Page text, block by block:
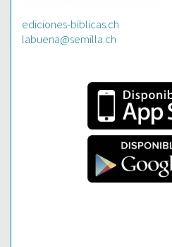
ediciones-biblicas.ch
labuena@semilla.ch